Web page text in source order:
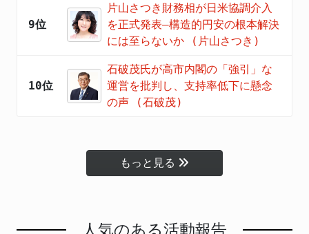
9位
片山さつき財務相が日米協調介入
を正式発表―構造的円安の根本解決
には至らないか (片山さつき)
10位
石破茂氏が高市内閣の「強引」な
運営を批判し、支持率低下に懸念
の声 (石破茂)
もっと見る
人気のある活動報告